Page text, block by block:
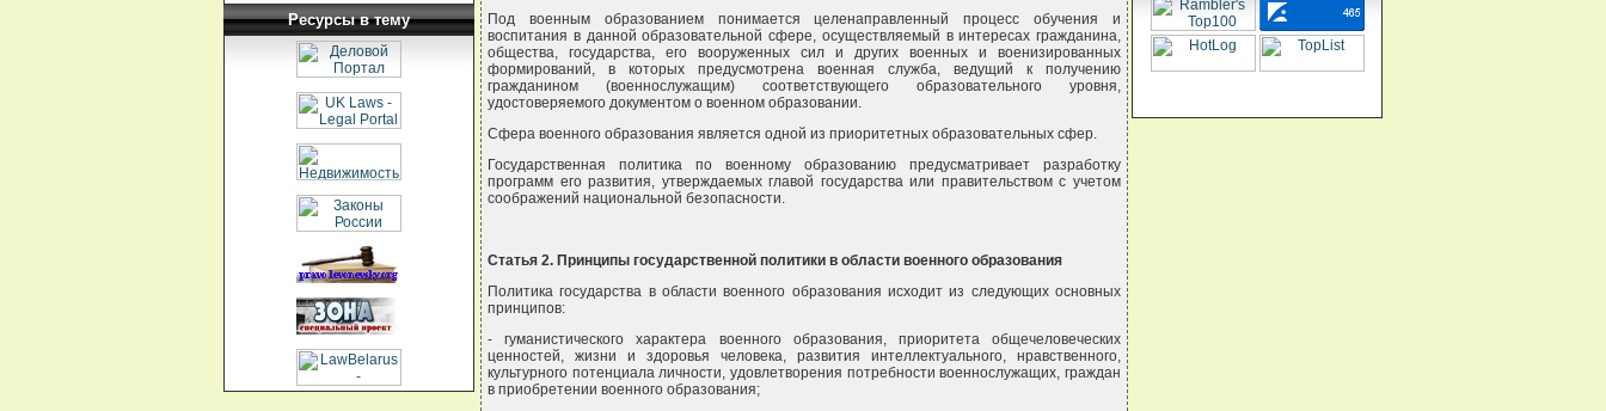
Ресурсы в тему
Под военным образованием понимается целенаправленный процесс обучения и
воспитания в данной образовательной сфере, осуществляемый в интересах гражданина,
общества, государства, его вооруженных сил и других военных и военизированных
формирований, в которых предусмотрена военная служба, ведущий к получению
гражданином (военнослужащим) соответствующего образовательного уровня,
удостоверяемого документом о военном образовании.
Сфера военного образования является одной из приоритетных образовательных сфер.
Государственная политика по военному образованию предусматривает разработку
программ его развития, утверждаемых главой государства или правительством с учетом
соображений национальной безопасности.
Статья 2. Принципы государственной политики в области военного образования
Политика государства в области военного образования исходит из следующих основных
принципов:
- гуманистического характера военного образования, приоритета общечеловеческих
ценностей, жизни и здоровья человека, развития интеллектуального, нравственного,
культурного потенциала личности, удовлетворения потребности военнослужащих, граждан
в приобретении военного образования;